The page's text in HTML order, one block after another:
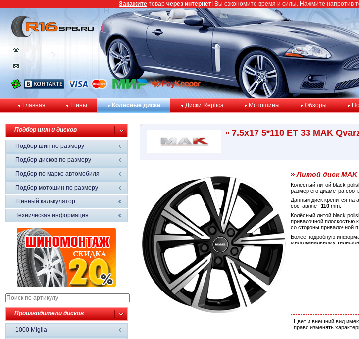
Главная Шины Колёсные диски Диски Replica Мотошины Обзоры
Подбор шин и дисков
Подбор шин по размеру
Подбор дисков по размеру
Подбор по марке автомобиля
Подбор мотошин по размеру
Шинный калькулятор
Техническая информация
Производители дисков
1000 Miglia
7.5x17 5*110 ET 33 MAK
Литой диск MAK
Колёсный литой black
размер его диаметра
Данный диск крепится
составляет 110 mm.
Колёсный литой black
привалочной плоскостью
со стороны привалочной
Более подробную
многоканальному
Цвет и внешний вид
право изменять
Закажите товар через интернет! Вы сэкономите время и силы. Нажмите напротив